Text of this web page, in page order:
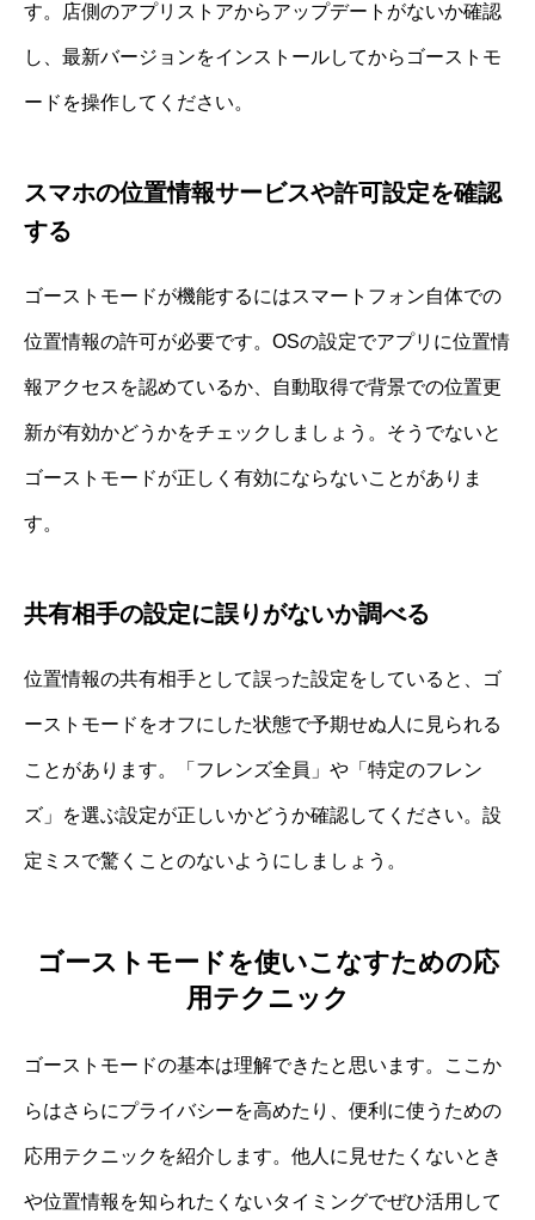
す。店側のアプリストアからアップデートがないか確認
し、最新バージョンをインストールしてからゴーストモ
ードを操作してください。
スマホの位置情報サービスや許可設定を確認
する
ゴーストモードが機能するにはスマートフォン自体での
位置情報の許可が必要です。OSの設定でアプリに位置情
報アクセスを認めているか、自動取得で背景での位置更
新が有効かどうかをチェックしましょう。そうでないと
ゴーストモードが正しく有効にならないことがありま
す。
共有相手の設定に誤りがないか調べる
位置情報の共有相手として誤った設定をしていると、ゴ
ーストモードをオフにした状態で予期せぬ人に見られる
ことがあります。「フレンズ全員」や「特定のフレン
ズ」を選ぶ設定が正しいかどうか確認してください。設
定ミスで驚くことのないようにしましょう。
ゴーストモードを使いこなすための応
用テクニック
ゴーストモードの基本は理解できたと思います。ここか
らはさらにプライバシーを高めたり、便利に使うための
応用テクニックを紹介します。他人に見せたくないとき
や位置情報を知られたくないタイミングでぜひ活用して